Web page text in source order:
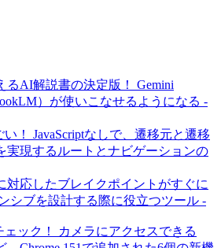
るAI解説書の決定版！ Gemini
）が使いこなせるようになる -
！ JavaScriptなしで、遷移元と遷移
実現するルートとナビゲーションの
対応したブレイクポイントがすぐに
シブを設計する際に役立つツール -
ェック！ カメラにアクセスできる